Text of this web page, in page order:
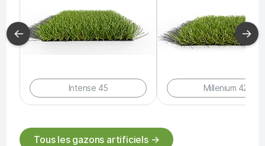
Intense 45 Millenium 42
← →
Tous les gazons artificiels →